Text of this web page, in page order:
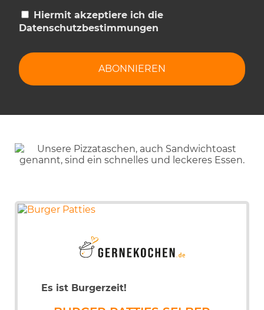
Hiermit akzeptiere ich die
Datenschutzbestimmungen
Es ist Burgerzeit!